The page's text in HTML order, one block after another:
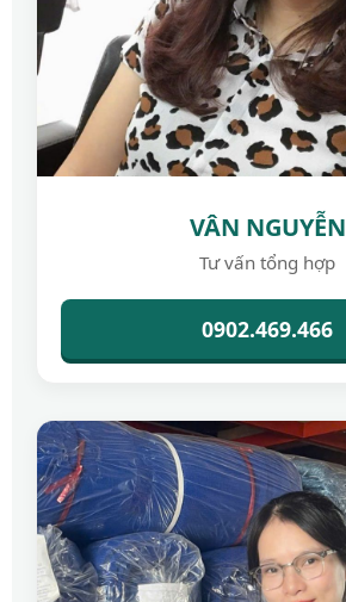
VÂN NGUYỄN
Tư vấn tổng hợp
0902.469.466